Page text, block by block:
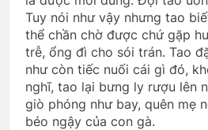
Nắng Đông Trên
3 Years Ago
CHUYỆN TÌNH
3 Years Ago
Tuy nói như vậy nhưng tao
thể chần chờ được chứ gặp
trễ, ổng đì cho sói trán. Tao
như còn tiếc nuối cái gì đó,
nghĩ, tao lại bưng ly rượu lên
giò phóng như bay, quên mẹ
béo ngậy của con gà.